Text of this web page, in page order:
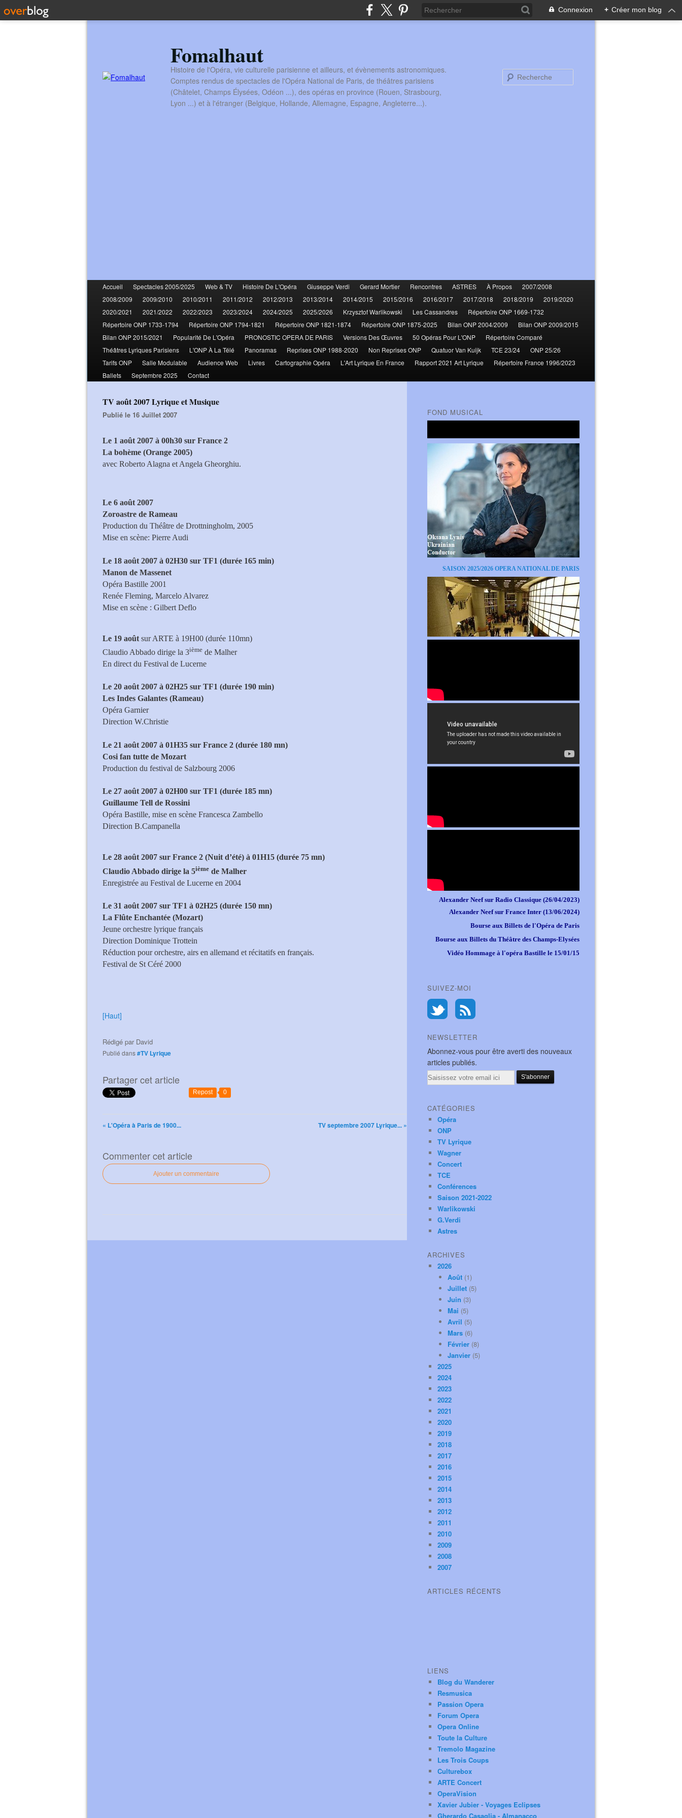
Connexion + Créer mon blog
Fomalhaut
Histoire de l'Opéra, vie culturelle parisienne et ailleurs, et évènements astronomiques.
Comptes rendus de spectacles de l'Opéra National de Paris, de théâtres parisiens
(Châtelet, Champs Élysées, Odéon ...), des opéras en province (Rouen, Strasbourg,
Lyon ...) et à l'étranger (Belgique, Hollande, Allemagne, Espagne, Angleterre...).
Accueil Spectacles 2005/2025 Web & TV Histoire De L'Opéra Giuseppe Verdi Gerard Mortier Rencontres ASTRES À Propos
2007/2008
2008/2009
2009/2010 2010/2011 2011/2012 2012/2013 2013/2014 2014/2015 2015/2016 2016/2017 2017/2018 2018/2019
2019/2020
2020/2021
2021/2022 2022/2023 2023/2024 2024/2025 2025/2026 Krzysztof Warlikowski Les Cassandres
Répertoire ONP 1669-1732
Répertoire ONP 1733-1794
Répertoire ONP 1794-1821 Répertoire ONP 1821-1874 Répertoire ONP 1875-2025 Bilan ONP 2004/2009
Bilan ONP 2009/2015
Bilan ONP 2015/2021
Popularité De L'Opéra PRONOSTIC OPERA DE PARIS Versions Des Œuvres 50 Opéras Pour L'ONP
Répertoire Comparé
Théâtres Lyriques Parisiens
L'ONP À La Télé Panoramas Reprises ONP 1988-2020 Non Reprises ONP Quatuor Van Kuijk TCE 23/24
ONP 25/26
Tarifs ONP
Salle Modulable Audience Web Livres Cartographie Opéra L'Art Lyrique En France Rapport 2021 Art Lyrique
Répertoire France 1996/2023
Ballets
Septembre 2025 Contact
TV août 2007 Lyrique et Musique
Publié le 16 Juillet 2007
Le 1 août 2007 à 00h30 sur France 2
La bohème (Orange 2005)
avec Roberto Alagna et Angela Gheorghiu.
Le 6 août 2007
Zoroastre de Rameau
Production du Théâtre de Drottningholm, 2005
Mise en scène: Pierre Audi
Le 18 août 2007 à 02H30 sur TF1 (durée 165 min)
Manon de Massenet
Opéra Bastille 2001
Renée Fleming, Marcelo Alvarez
Mise en scène : Gilbert Deflo
Le 19 août sur ARTE à 19H00 (durée 110mn)
Claudio Abbado dirige la 3ième de Malher
En direct du Festival de Lucerne
Le 20 août 2007 à 02H25 sur TF1 (durée 190 min)
Les Indes Galantes (Rameau)
Opéra Garnier
Direction W.Christie
Le 21 août 2007 à 01H35 sur France 2 (durée 180 mn)
Cosi fan tutte de Mozart
Production du festival de Salzbourg 2006
Le 27 août 2007 à 02H00 sur TF1 (durée 185 mn)
Guillaume Tell de Rossini
Opéra Bastille, mise en scène Francesca Zambello
Direction B.Campanella
Le 28 août 2007 sur France 2 (Nuit d’été) à 01H15 (durée 75 mn)
Claudio Abbado dirige la 5ième de Malher
Enregistrée au Festival de Lucerne en 2004
Le 31 août 2007 sur TF1 à 02H25 (durée 150 mn)
La Flûte Enchantée (Mozart)
Jeune orchestre lyrique français
Direction Dominique Trottein
Réduction pour orchestre, airs en allemand et récitatifs en français.
Festival de St Céré 2000
[Haut]
Rédigé par David
Publié dans#TV Lyrique
Partager cet article
Repost 0
« L'Opéra à Paris de 1900... TV septembre 2007 Lyrique... »
Commenter cet article
Ajouter un commentaire
FOND MUSICAL
SAISON 2025/2026 OPERA NATIONAL DE PARIS
Alexander Neef sur Radio Classique (26/04/2023)
Alexander Neef sur France Inter (13/06/2024)
Bourse aux Billets de l'Opéra de Paris
Bourse aux Billets du Théâtre des Champs-Elysées
Vidéo Hommage à l'opéra Bastille le 15/01/15
SUIVEZ-MOI
NEWSLETTER
Abonnez-vous pour être averti des nouveaux
articles publiés.
Email
CATÉGORIES
Opéra
ONP
TV Lyrique
Wagner
Concert
TCE
Conférences
Saison 2021-2022
Warlikowski
G.Verdi
Astres
ARCHIVES
2026
Août (1)
Juillet (5)
Juin (3)
Mai (5)
Avril (5)
Mars (6)
Février (8)
Janvier (5)
2025
2024
2023
2022
2021
2020
2019
2018
2017
2016
2015
2014
2013
2012
2011
2010
2009
2008
2007
ARTICLES RÉCENTS
LIENS
Blog du Wanderer
Resmusica
Passion Opera
Forum Opera
Opera Online
Toute la Culture
Tremolo Magazine
Les Trois Coups
Culturebox
ARTE Concert
OperaVision
Xavier Jubier - Voyages Eclipses
Gherardo Casaglia - Almanacco